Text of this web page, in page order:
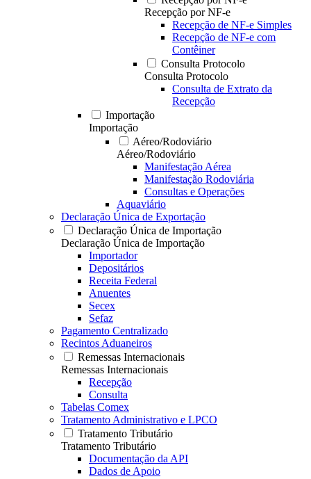
Recepção por NF-e
Recepção de NF-e Simples
Recepção de NF-e com
Contêiner
Consulta Protocolo
Consulta Protocolo
Consulta de Extrato da
Recepção
Importação
Importação
Aéreo/Rodoviário
Aéreo/Rodoviário
Manifestação Aérea
Manifestação Rodoviária
Consultas e Operações
Aquaviário
Declaração Única de Exportação
Declaração Única de Importação
Declaração Única de Importação
Importador
Depositários
Receita Federal
Anuentes
Secex
Sefaz
Pagamento Centralizado
Recintos Aduaneiros
Remessas Internacionais
Remessas Internacionais
Recepção
Consulta
Tabelas Comex
Tratamento Administrativo e LPCO
Tratamento Tributário
Tratamento Tributário
Documentação da API
Dados de Apoio